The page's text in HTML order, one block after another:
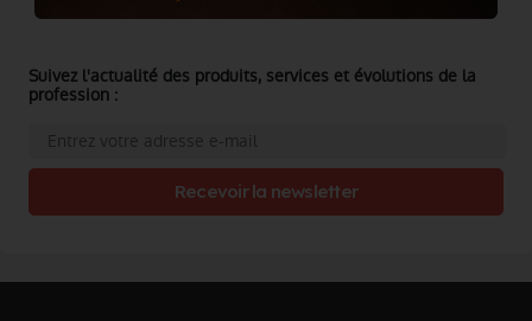
Suivez l'actualité des produits, services et évolutions de la
profession :
Recevoir la newsletter